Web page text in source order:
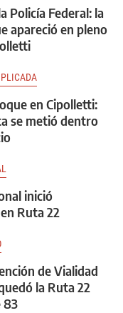
Policía Federal: la
apareció en pleno
en Cipolletti:
se metió dentro
inició
Ruta 22
de Vialidad
la Ruta 22
83